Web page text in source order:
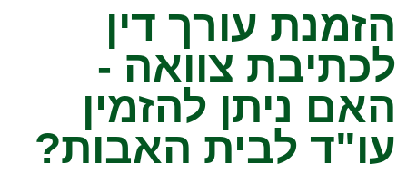
הזמנת עורך דין
לכתיבת צוואה -
האם ניתן להזמין
עו"ד לבית האבות?